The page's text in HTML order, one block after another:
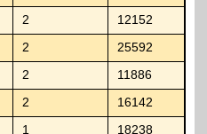
2 12152
2 25592
2 11886
2 16142
1 18238